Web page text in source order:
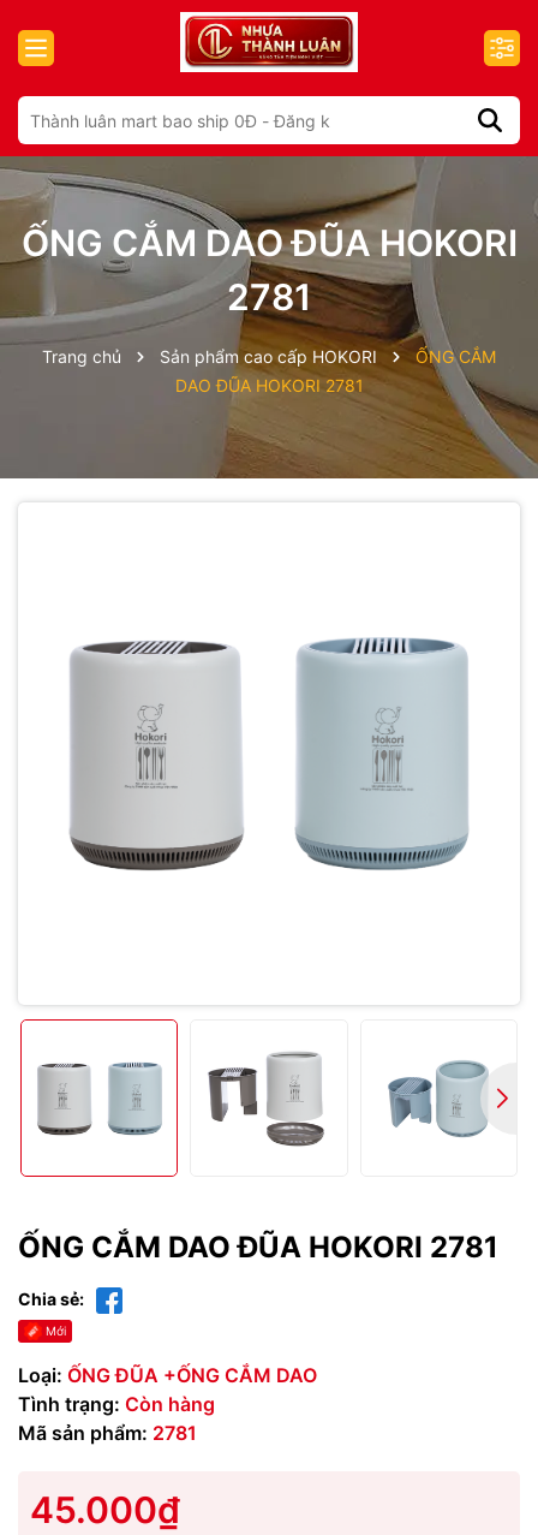
ỐNG CẮM DAO ĐŨA HOKORI
2781
Trang chủ Sản phẩm cao cấp HOKORI
ỐNG CẮM
DAO ĐŨA HOKORI 2781
ỐNG CẮM DAO ĐŨA HOKORI 2781
Chia sẻ:
Mới
Loại: ỐNG ĐŨA +ỐNG CẮM DAO
Tình trạng: Còn hàng
Mã sản phẩm: 2781
45.000₫